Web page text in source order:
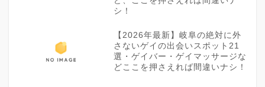
シ！
【2026年最新】岐阜の絶対に外
さないゲイの出会いスポット21
選・ゲイバー・ゲイマッサージな
どここを押さえれば間違いナシ！